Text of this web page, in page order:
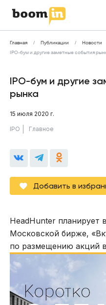
Главная Публикации
Новости
IPO-бум и другие заметные события
IPO-бум и другие
рынка
15 июля 2020 г.
IPO Главное
Добавить в
HeadHunter планирует
Московской бирже,
по размещению акций в